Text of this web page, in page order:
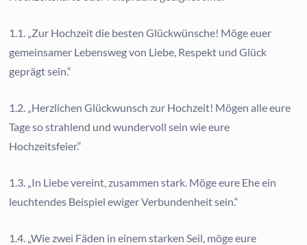
1.1. „Zur Hochzeit die besten Glückwünsche! Möge euer
gemeinsamer Lebensweg von Liebe, Respekt und Glück
geprägt sein.“
1.2. „Herzlichen Glückwunsch zur Hochzeit! Mögen alle eure
Tage so strahlend und wundervoll sein wie eure
Hochzeitsfeier.“
1.3. „In Liebe vereint, zusammen stark. Möge eure Ehe ein
leuchtendes Beispiel ewiger Verbundenheit sein.“
1.4. „Wie zwei Fäden in einem starken Seil, möge eure